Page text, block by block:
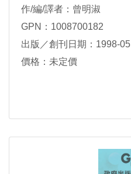
作/編/譯者：曾明淑
GPN：1008700182
出版／創刊日期：1998-05
價格：未定價